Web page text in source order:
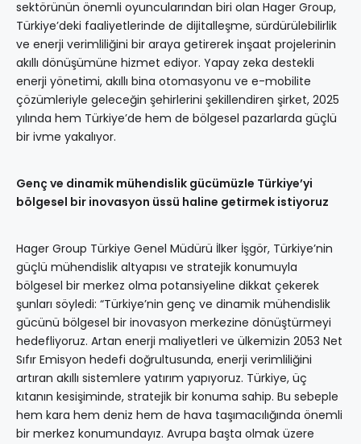
sektörünün önemli oyuncularından biri olan Hager Group,
Türkiye’deki faaliyetlerinde de dijitalleşme, sürdürülebilirlik
ve enerji verimliliğini bir araya getirerek inşaat projelerinin
akıllı dönüşümüne hizmet ediyor. Yapay zeka destekli
enerji yönetimi, akıllı bina otomasyonu ve e-mobilite
çözümleriyle geleceğin şehirlerini şekillendiren şirket, 2025
yılında hem Türkiye’de hem de bölgesel pazarlarda güçlü
bir ivme yakalıyor.
Genç ve dinamik mühendislik gücümüzle Türkiye’yi
bölgesel bir inovasyon üssü haline getirmek istiyoruz
Hager Group Türkiye Genel Müdürü İlker İşgör, Türkiye’nin
güçlü mühendislik altyapısı ve stratejik konumuyla
bölgesel bir merkez olma potansiyeline dikkat çekerek
şunları söyledi: “Türkiye’nin genç ve dinamik mühendislik
gücünü bölgesel bir inovasyon merkezine dönüştürmeyi
hedefliyoruz. Artan enerji maliyetleri ve ülkemizin 2053 Net
Sıfır Emisyon hedefi doğrultusunda, enerji verimliliğini
artıran akıllı sistemlere yatırım yapıyoruz. Türkiye, üç
kıtanın kesişiminde, stratejik bir konuma sahip. Bu sebeple
hem kara hem deniz hem de hava taşımacılığında önemli
bir merkez konumundayız. Avrupa başta olmak üzere